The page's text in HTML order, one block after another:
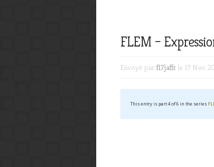
FLEM –
Envoyé par f17jaffr le 17 Nov
This entry is part 4 of 6 in the series